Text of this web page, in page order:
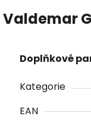
Valdemar
Doplňkové
Kategorie
EAN